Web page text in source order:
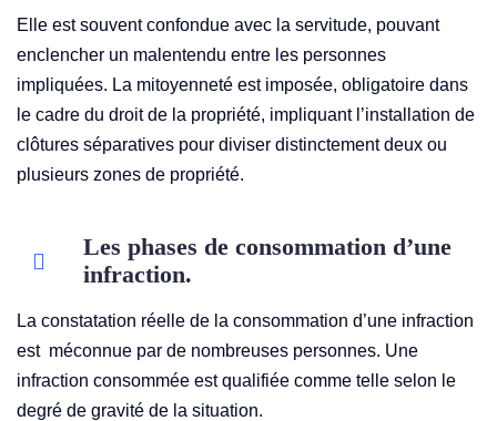
Elle est souvent confondue avec la servitude, pouvant
enclencher un malentendu entre les personnes
impliquées. La mitoyenneté est imposée, obligatoire dans
le cadre du droit de la propriété, impliquant l’installation de
clôtures séparatives pour diviser distinctement deux ou
plusieurs zones de propriété.
Les phases de consommation d’une
infraction.
La constatation réelle de la consommation d’une infraction
est méconnue par de nombreuses personnes. Une
infraction consommée est qualifiée comme telle selon le
degré de gravité de la situation.